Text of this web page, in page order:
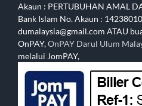
Akaun : PERTUBUHAN AMAL
Bank Islam No. Akaun :
dumalaysia@gmail.com ATAU
OnPAY,OnPAY Darul Ulum
melalui JomPAY,